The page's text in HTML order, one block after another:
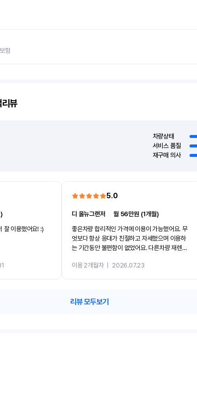
험
뷰
차량상태
서비스 품질
재구매 의사
잘 이용했어요! :)
5.0
디 올뉴그랜저 ㅣ월 56만원 (1개월)
좋은차량 합리적인 가격에 이용이 가능했어요. 무
엇보다 항상 응대가 친절하고 자세했으며 이용하
는 기간동안 불편함이 없었어요. 다른차량 재렌트
카 렌트 고민없이 강추합니다!!
이용 2개월차ㅣ 2026.07.23
리뷰 모두보기